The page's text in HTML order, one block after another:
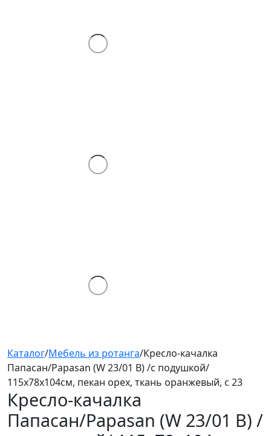
Каталог/Мебель из ротанга/Кресло-качалка
Папасан/Papasan (W 23/01 B) /с подушкой/
115х78х104см, пекан орех, ткань оранжевый, с 23
Кресло-качалка
Папасан/Papasan (W 23/01 B) /